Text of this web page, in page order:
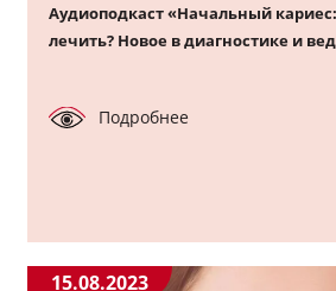
Аудиоподкаст «Начальный
лечить? Новое в диагностике и
Подробнее
15.08.2023